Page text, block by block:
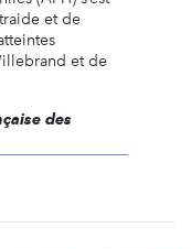
et de
et de
des